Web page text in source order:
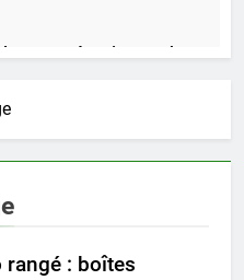
pour réussir un achat
le domaine médical
rangé : boîtes